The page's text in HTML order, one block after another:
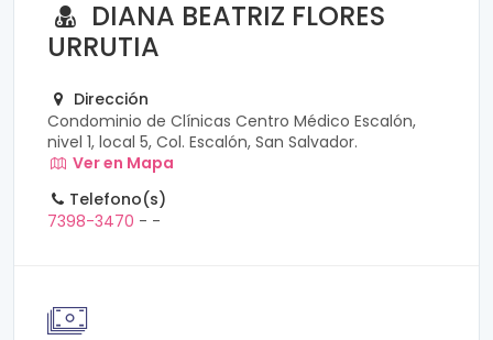
DIANA BEATRIZ FLORES
URRUTIA
Dirección
Condominio de Clínicas Centro Médico Escalón,
nivel 1, local 5, Col. Escalón, San Salvador.
Ver en Mapa
Telefono(s)
7398-3470 - -